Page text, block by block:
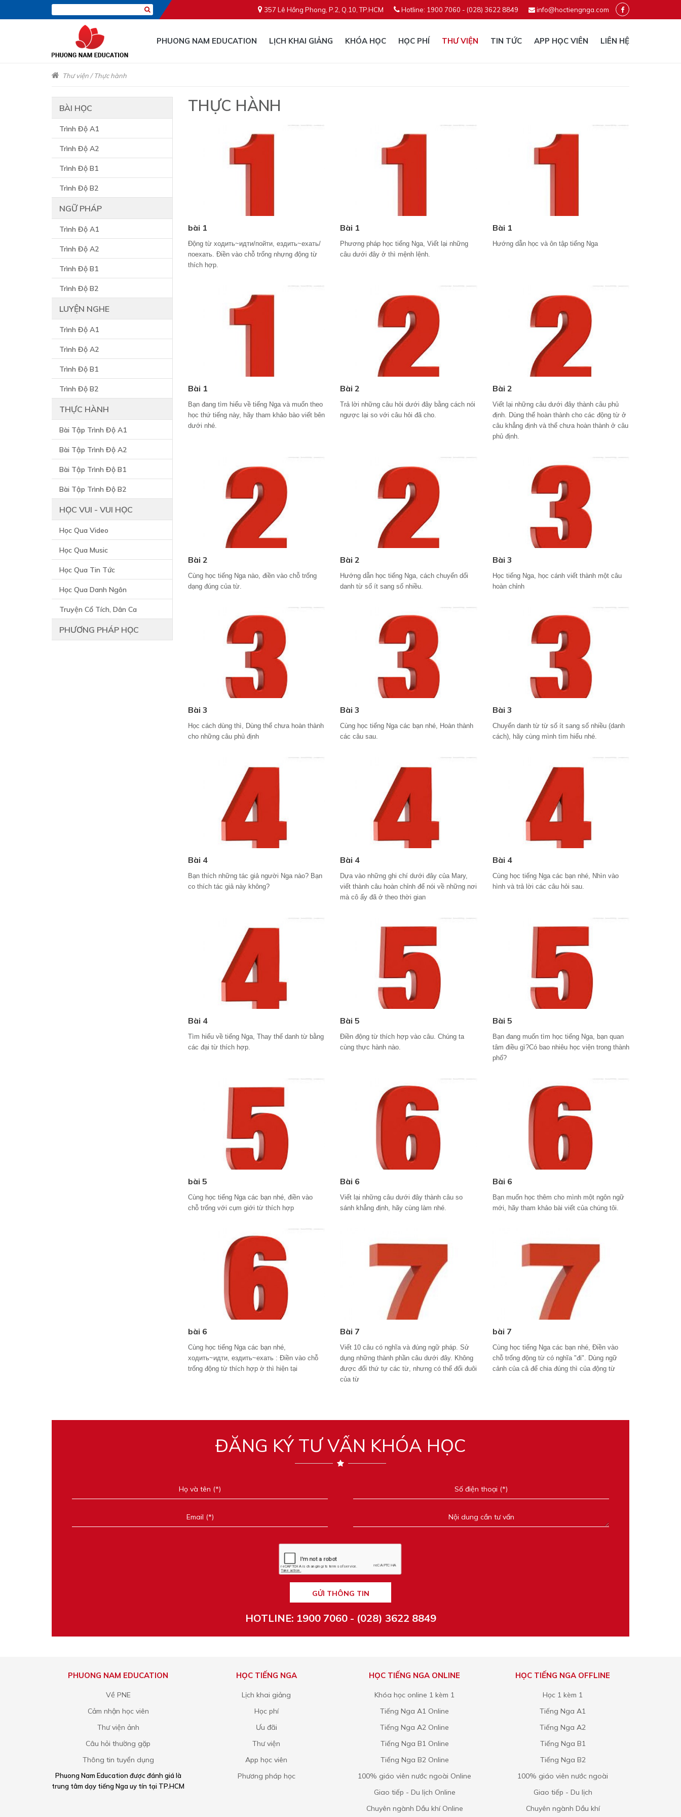
357 Lê Hồng Phong, P.2, Q.10, TP.HCM Hotline: 1900 7060 - (028) 3622 8849 info@hoctiengnga.com
PHUONG NAM EDUCATION LỊCH KHAI GIẢNG KHÓA HỌC HỌC PHÍ THƯ VIỆN TIN TỨC APP HỌC VIÊN LIÊN HỆ
Thư viện/Thực hành
BÀI HỌC
Trình Độ A1
Trình Độ A2
Trình Độ B1
Trình Độ B2
NGỮ PHÁP
Trình Độ A1
Trình Độ A2
Trình Độ B1
Trình Độ B2
LUYỆN NGHE
Trình Độ A1
Trình Độ A2
Trình Độ B1
Trình Độ B2
THỰC HÀNH
Bài Tập Trình Độ A1
Bài Tập Trình Độ A2
Bài Tập Trình Độ B1
Bài Tập Trình Độ B2
HỌC VUI - VUI HỌC
Học Qua Video
Học Qua Music
Học Qua Tin Tức
Học Qua Danh Ngôn
Truyện Cổ Tích, Dân Ca
PHƯƠNG PHÁP HỌC
THỰC HÀNH
bài 1
Động từ ходить~идти/пойти, ездить~ехать/
поехать. Điền vào chỗ trống nhựng động từ
thích hợp.
Bài 1
Phương pháp học tiếng Nga, Viết lại những
câu dưới đây ở thì mệnh lệnh.
Bài 1
Hướng dẫn học và ôn tập tiếng Nga
Bài 1
Bạn đang tìm hiểu về tiếng Nga và muốn theo
học thứ tiếng này, hãy tham khảo bào viết bên
dưới nhé.
Bài 2
Trả lời những câu hỏi dưới đây bằng cách nói
ngược lại so với câu hỏi đã cho.
Bài 2
Viết lại những câu dưới đây thành câu phủ
định. Dùng thể hoàn thành cho các động từ ở
câu khẳng định và thể chưa hoàn thành ở câu
phủ định.
Bài 2
Cùng học tiếng Nga nào, điền vào chỗ trống
dạng đúng của từ.
Bài 2
Hướng dẫn học tiếng Nga, cách chuyển dổi
danh từ số ít sang số nhiều.
Bài 3
Học tiếng Nga, học cánh viết thành một câu
hoàn chỉnh
Bài 3
Học cách dùng thì, Dùng thể chưa hoàn thành
cho những câu phủ định
Bài 3
Cùng học tiếng Nga các bạn nhé, Hoàn thành
các câu sau.
Bài 3
Chuyển danh từ từ số ít sang số nhiều (danh
cách), hãy cùng mình tìm hiểu nhé.
Bài 4
Bạn thích những tác giả người Nga nào? Bạn
co thích tác giả này không?
Bài 4
Dựa vào những ghi chí dưới đây của Mary,
viết thành câu hoàn chỉnh để nói về những nơi
mà cô ấy đã ở theo thời gian
Bài 4
Cùng học tiếng Nga các bạn nhé, Nhìn vào
hình và trả lời các câu hỏi sau.
Bài 4
Tìm hiểu về tiếng Nga, Thay thế danh từ bằng
các đại từ thích hợp.
Bài 5
Điền động từ thích hợp vào câu. Chúng ta
cùng thực hành nào.
Bài 5
Bạn đang muốn tìm học tiếng Nga, bạn quan
tâm điều gì?Có bao nhiêu học viện trong thành
phố?
bài 5
Cùng học tiếng Nga các bạn nhé, điền vào
chỗ trống với cụm giới từ thích hợp
Bài 6
Viết lại những câu dưới đây thành câu so
sánh khẳng định, hãy cùng làm nhé.
Bài 6
Bạn muốn học thêm cho mình một ngôn ngữ
mới, hãy tham khảo bài viết của chúng tôi.
bài 6
Cùng học tiếng Nga các bạn nhé,
ходить~идти, ездить~ехать : Điền vào chỗ
trống động từ thích hợp ờ thì hiện tại
Bài 7
Viết 10 câu có nghĩa và đúng ngữ pháp. Sử
dụng những thành phần câu dưới đây. Không
được đổi thứ tự các từ, nhưng có thể đổi đuôi
của từ
bài 7
Cùng học tiếng Nga các bạn nhé, Điền vào
chỗ trống động từ có nghĩa "đi". Dùng ngữ
cảnh của câ để chia đúng thì của động từ
ĐĂNG KÝ TƯ VẤN KHÓA HỌC
GỬI THÔNG TIN
HOTLINE: 1900 7060 - (028) 3622 8849
PHUONG NAM EDUCATION
Về PNE
Cảm nhận học viên
Thư viện ảnh
Câu hỏi thường gặp
Thông tin tuyển dụng
Phuong Nam Education được đánh giá là
trung tâm dạy tiếng Nga uy tín tại TP.HCM
HỌC TIẾNG NGA
Lịch khai giảng
Học phí
Ưu đãi
Thư viện
App học viên
Phương pháp học
HỌC TIẾNG NGA ONLINE
Khóa học online 1 kèm 1
Tiếng Nga A1 Online
Tiếng Nga A2 Online
Tiếng Nga B1 Online
Tiếng Nga B2 Online
100% giáo viên nước ngoài Online
Giao tiếp - Du lịch Online
Chuyên ngành Dầu khí Online
HỌC TIẾNG NGA OFFLINE
Học 1 kèm 1
Tiếng Nga A1
Tiếng Nga A2
Tiếng Nga B1
Tiếng Nga B2
100% giáo viên nước ngoài
Giao tiếp - Du lịch
Chuyên ngành Dầu khí